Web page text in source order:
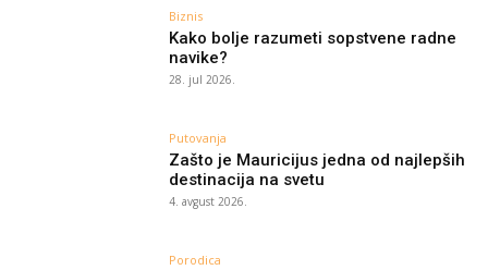
Biznis
Kako bolje razumeti sopstvene radne
navike?
28. jul 2026.
Putovanja
Zašto je Mauricijus jedna od najlepših
destinacija na svetu
4. avgust 2026.
Porodica